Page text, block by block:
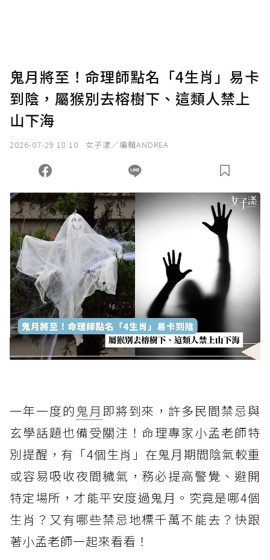
鬼月將至！命理師點名「4生肖」易卡
到陰，屬猴別去榕樹下、這類人禁上
山下海
2026-07-29 18:10 女子漾／編輯ANDREA
一年一度的 鬼月 即將到來，許多民間禁忌與
玄學話題也備受關注！命理專家小孟老師特
別提醒，有「4個生肖」在鬼月期間陰氣較重
或容易吸收夜間穢氣，務必提高警覺、避開
特定場所，才能平安度過鬼月。究竟是哪4個
生肖？又有哪些禁忌地標千萬不能去？快跟
著小孟老師一起來看看！